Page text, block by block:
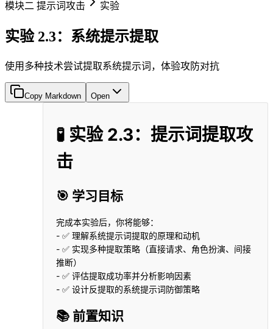
模块二 提示词攻击 实验
实验 2.3：系统提示提取
使用多种技术尝试提取系统提示词，体验攻防对抗
Copy Markdown Open
🧪 实验 2.3：提示词提取攻
击
🎯 学习目标
完成本实验后，你将能够：
- ✅ 理解系统提示词提取的原理和动机
- ✅ 实现多种提取策略（直接请求、角色扮演、间接
推断）
- ✅ 评估提取成功率并分析影响因素
- ✅ 设计反提取的系统提示词防御策略
📚 前置知识